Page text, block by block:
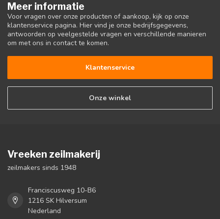
Meer informatie
Voor vragen over onze producten of aankoop, kijk op onze
klantenservice pagina. Hier vind je onze bedrijfsgegevens,
antwoorden op veelgestelde vragen en verschillende manieren
om met ons in contact te komen.
Klantenservice
Onze winkel
Vreeken zeilmakerij
zeilmakers sinds 1948
Franciscusweg 10-B6
1216 SK Hilversum
Nederland